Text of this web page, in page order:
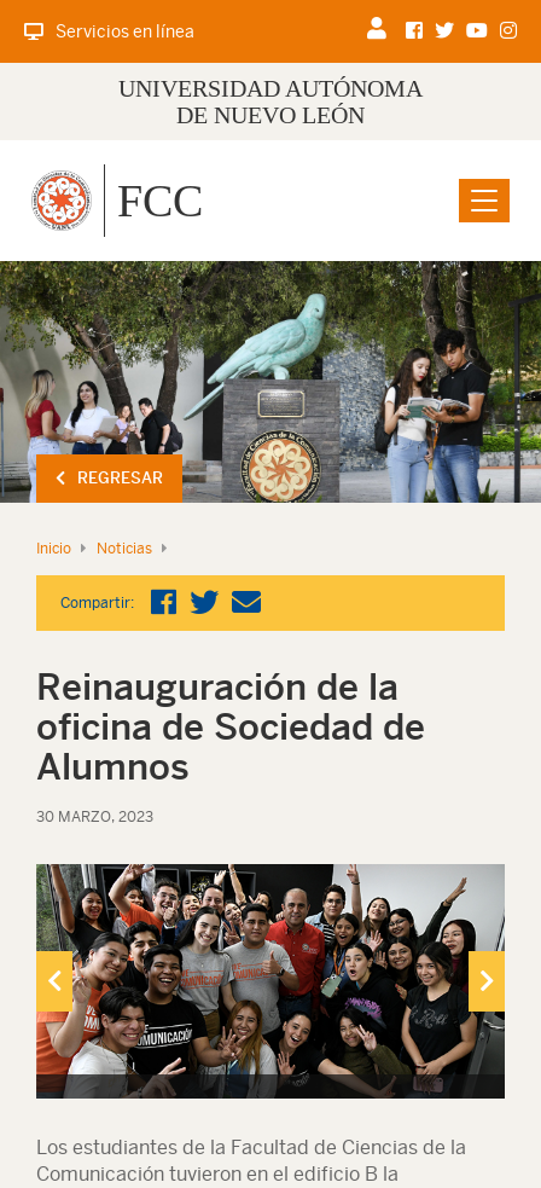
Servicios en línea
UNIVERSIDAD AUTÓNOMA
DE NUEVO LEÓN
Menu
FCC
REGRESAR
Inicio Noticias
Compartir:
Reinauguración de la
oficina de Sociedad de
Alumnos
30 MARZO, 2023
Los estudiantes de la Facultad de Ciencias de la
Comunicación tuvieron en el edificio B la